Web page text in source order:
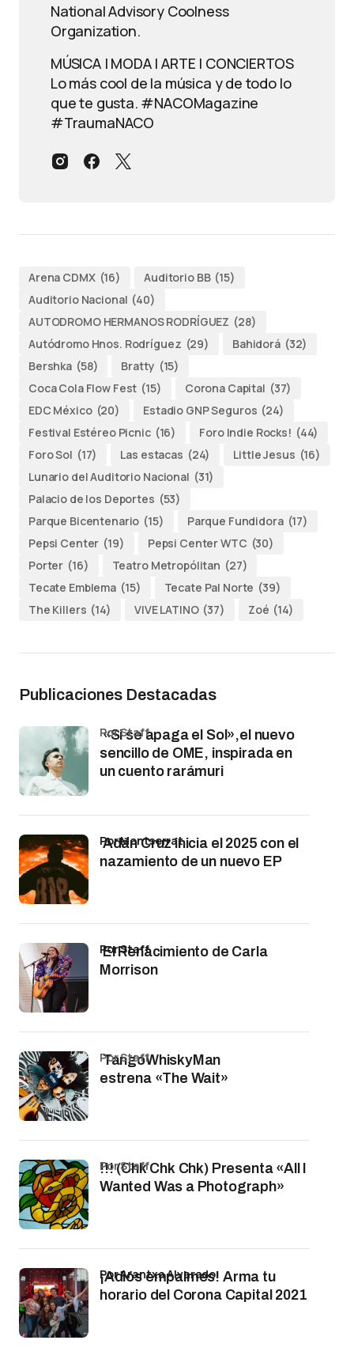
National Advisory Coolness
Organization.
MÚSICA | MODA | ARTE | CONCIERTOS
Lo más cool de la música y de todo lo
que te gusta. #NACOMagazine
#TraumaNACO
Arena CDMX (16) Auditorio BB (15)
Auditorio Nacional (40)
AUTODROMO HERMANOS RODRÍGUEZ (28)
Autódromo Hnos. Rodríguez (29) Bahidorá (32)
Bershka (58) Bratty (15)
Coca Cola Flow Fest (15) Corona Capital (37)
EDC México (20) Estadio GNP Seguros (24)
Festival Estéreo Picnic (16) Foro Indie Rocks! (44)
Foro Sol (17) Las estacas (24) Little Jesus (16)
Lunario del Auditorio Nacional (31)
Palacio de los Deportes (53)
Parque Bicentenario (15) Parque Fundidora (17)
Pepsi Center (19) Pepsi Center WTC (30)
Porter (16) Teatro Metropólitan (27)
Tecate Emblema (15) Tecate Pal Norte (39)
The Killers (14) VIVE LATINO (37) Zoé (14)
Publicaciones Destacadas
«Si se apaga el Sol»,el nuevo
sencillo de OME, inspirada en
un cuento rarámuri
por Staff
Adán Cruz inicia el 2025 con el
nazamiento de un nuevo EP
por Montserrat
El Renacimiento de Carla
Morrison
por Staff
TangoWhiskyMan
estrena «The Wait»
por Staff
!!! (Chk Chk Chk) Presenta «All I
Wanted Was a Photograph»
por Staff
¡Adiós empalmes! Arma tu
horario del Corona Capital 2021
por Arantxa Alvarado